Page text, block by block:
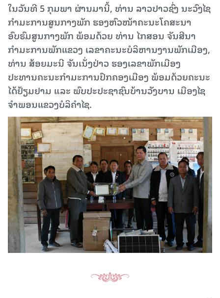
ໃນວັນທີ 5 ກຸມພາ ຜ່ານມານີ້, ທ່ານ ລາວປາວຊົ່ງ ນະວົງໄຊ
ກຳມະການສູນກາງພັກ ຮອງຫົວໜ້າຄະນະໂຄສະນາ
ອົບຮົມສູນກາງພັກ ພ້ອມດ້ວຍ ທ່ານ ໄກສອນ ຈັນສີນາ
ກຳມະການພັກແຂວງ ເລຂາຄະນະບໍລິຫານງານພັກເມືອງ,
ທ່ານ ສ້ອຍມະນີ ຈັນເນັ່ງປ່າວ ຮອງເລຂາພັກເມືອງ
ປະທານຄະນະກຳມະການປົກຄອງເມືອງ ພ້ອມດ້ວຍຄະນະ
ໄດ້ຢ້ຽມຢາມ ແລະ ພົບປະປະຊາຊົນບ້ານວັງບານ ເມືອງໄຊ
ຈຳພອນແຂວງບໍລິຄຳໄຊ.